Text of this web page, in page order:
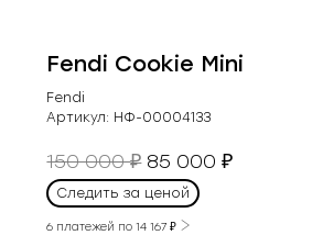
Fendi Cookie Mini
Fendi
Артикул: НФ-00004133
150 000₽ Первоначальная
цена
составляла
85 000₽Текущая
Следить за ценой
6 платежей по14 167₽